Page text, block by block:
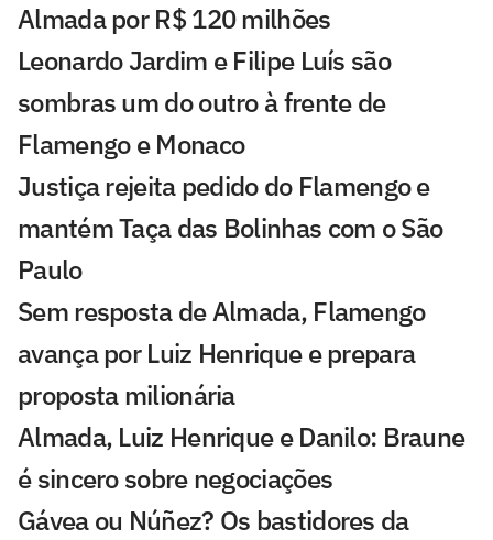
Almada por R$ 120 milhões
Leonardo Jardim e Filipe Luís são
sombras um do outro à frente de
Flamengo e Monaco
Justiça rejeita pedido do Flamengo e
mantém Taça das Bolinhas com o São
Paulo
Sem resposta de Almada, Flamengo
avança por Luiz Henrique e prepara
proposta milionária
Almada, Luiz Henrique e Danilo: Braune
é sincero sobre negociações
Gávea ou Núñez? Os bastidores da